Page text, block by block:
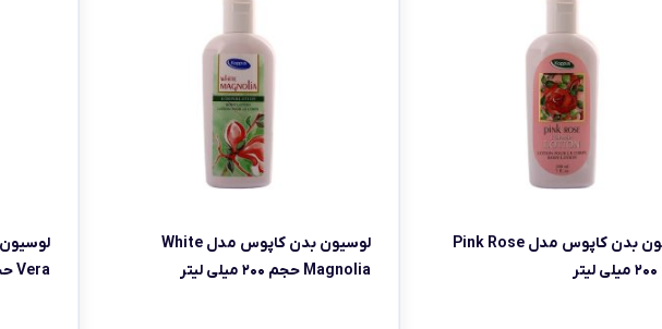
لوسیون بدن کاپوس مدل Pink Rose
لوسیون بدن کاپوس مدل White
Magnolia حجم ۲۰۰ میلی لیتر
Vera حجم ۲۰۰ میلی لیتر